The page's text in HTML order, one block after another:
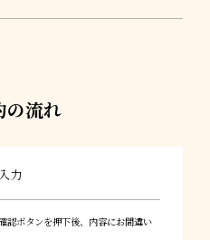
の流れ
力
認ボタンを押下後、内容にお間違い